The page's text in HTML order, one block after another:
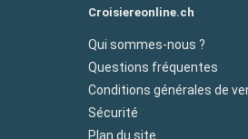
Croisiereonline.ch
Qui sommes-nous ?
Questions fréquentes
Conditions générales de
Sécurité
Plan du site